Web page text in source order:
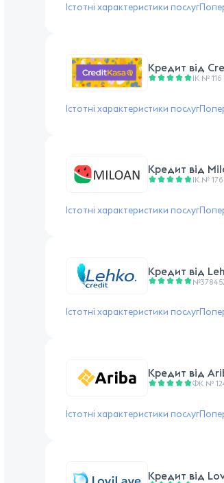
Істотні характеристики послуг
Кредит від
ІК № 116
Істотні характеристики послуг
Кредит від
ІК № 176
Істотні характеристики послуг
Кредит від
Істотні характеристики послуг
Кредит від
ФК №
Істотні характеристики послуг
Кредит від